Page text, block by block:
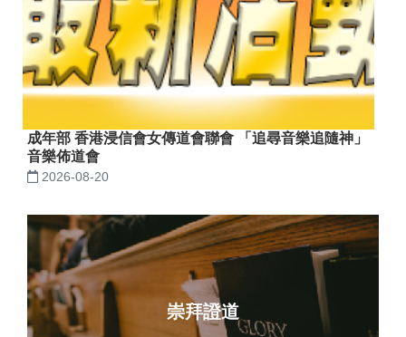
成年部 香港浸信會女傳道會聯會 「追尋音樂追隨神」
音樂佈道會
2026-08-20
崇拜證道